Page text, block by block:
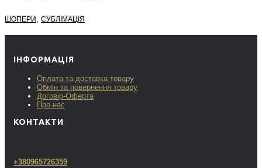
ШОПЕРИ СУБЛІМАЦІЯ
ІНФОРМАЦІЯ
Оплата та доставка товару
Обмін та повернення товару
Договір-Оферта
Про нас
КОНТАКТИ
+380965726359